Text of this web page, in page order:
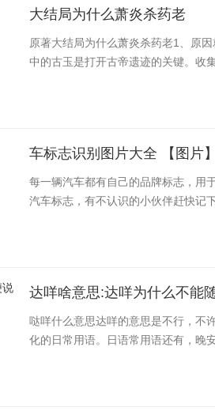
大结局为什么萧炎杀药老
原著大结局为什么萧炎杀药老​1、原
中的古玉是打开古帝遗迹的关键。收
车标志识别图片大全 【图片】
每一辆汽车都有自己的品牌标志，用
汽车标志，有不认识的小伙伴赶快记
达咩啥意思:达咩为什么不能
哒咩什么意思达咩的意思是不行，不
化的日常用语。日语常用语还有，晚